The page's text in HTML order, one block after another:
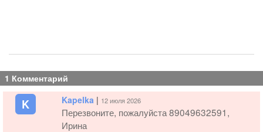
1 Комментарий
K Kapelka | 12 июля 2026
Перезвоните, пожалуйста 89049632591,
Ирина